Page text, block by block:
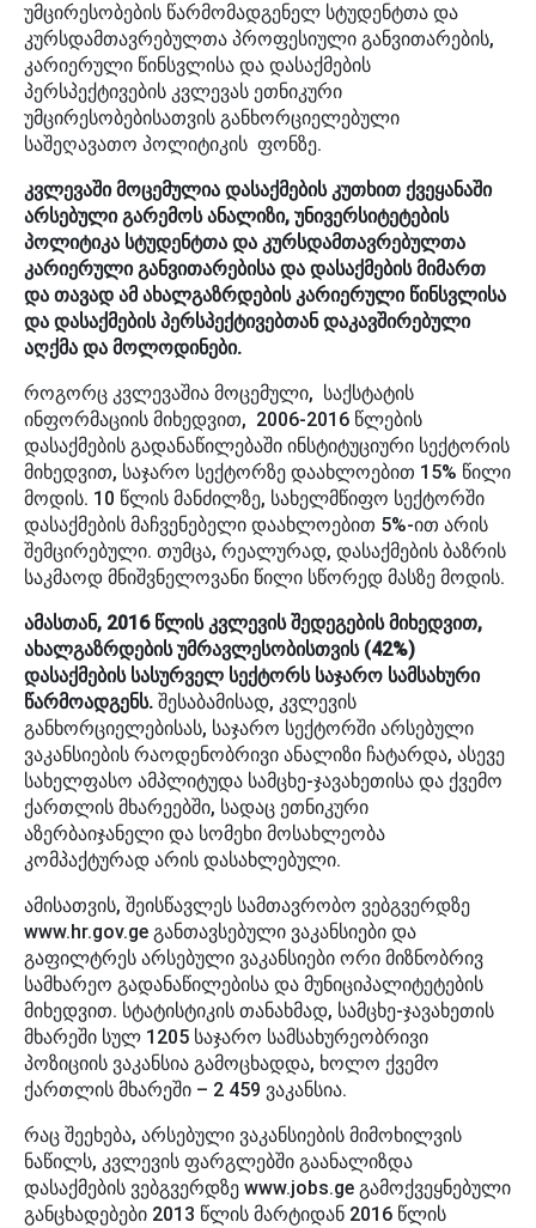
უმცირესობების წარმომადგენელ სტუდენტთა და
კურსდამთავრებულთა პროფესიული განვითარების,
კარიერული წინსვლისა და დასაქმების
პერსპექტივების კვლევას ეთნიკური
უმცირესობებისათვის განხორციელებული
საშეღავათო პოლიტიკის ფონზე.
კვლევაში მოცემულია დასაქმების კუთხით ქვეყანაში
არსებული გარემოს ანალიზი, უნივერსიტეტების
პოლიტიკა სტუდენტთა და კურსდამთავრებულთა
კარიერული განვითარებისა და დასაქმების მიმართ
და თავად ამ ახალგაზრდების კარიერული წინსვლისა
და დასაქმების პერსპექტივებთან დაკავშირებული
აღქმა და მოლოდინები.
როგორც კვლევაშია მოცემული, საქსტატის
ინფორმაციის მიხედვით, 2006-2016 წლების
დასაქმების გადანაწილებაში ინსტიტუციური სექტორის
მიხედვით, საჯარო სექტორზე დაახლოებით 15% წილი
მოდის. 10 წლის მანძილზე, სახელმწიფო სექტორში
დასაქმების მაჩვენებელი დაახლოებით 5%-ით არის
შემცირებული. თუმცა, რეალურად, დასაქმების ბაზრის
საკმაოდ მნიშვნელოვანი წილი სწორედ მასზე მოდის.
ამასთან, 2016 წლის კვლევის შედეგების მიხედვით,
ახალგაზრდების უმრავლესობისთვის (42%)
დასაქმების სასურველ სექტორს საჯარო სამსახური
წარმოადგენს. შესაბამისად, კვლევის
განხორციელებისას, საჯარო სექტორში არსებული
ვაკანსიების რაოდენობრივი ანალიზი ჩატარდა, ასევე
სახელფასო ამპლიტუდა სამცხე-ჯავახეთისა და ქვემო
ქართლის მხარეებში, სადაც ეთნიკური
აზერბაიჯანელი და სომეხი მოსახლეობა
კომპაქტურად არის დასახლებული.
ამისათვის, შეისწავლეს სამთავრობო ვებგვერდზე
www.hr.gov.ge განთავსებული ვაკანსიები და
გაფილტრეს არსებული ვაკანსიები ორი მიზნობრივ
სამხარეო გადანაწილებისა და მუნიციპალიტეტების
მიხედვით. სტატისტიკის თანახმად, სამცხე-ჯავახეთის
მხარეში სულ 1205 საჯარო სამსახურეობრივი
პოზიციის ვაკანსია გამოცხადდა, ხოლო ქვემო
ქართლის მხარეში – 2 459 ვაკანსია.
რაც შეეხება, არსებული ვაკანსიების მიმოხილვის
ნაწილს, კვლევის ფარგლებში გაანალიზდა
დასაქმების ვებგვერდზე www.jobs.ge გამოქვეყნებული
განცხადებები 2013 წლის მარტიდან 2016 წლის